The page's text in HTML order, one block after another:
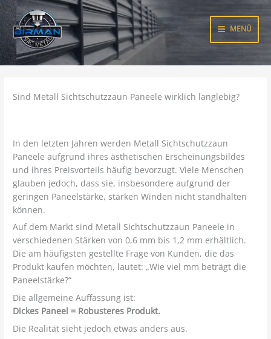
Zum
Inhalt
springen
MENÜ
Sind Metall Sichtschutzzaun Paneele wirklich langlebig?
In den letzten Jahren werden Metall Sichtschutzzaun
Paneele aufgrund ihres ästhetischen Erscheinungsbildes
und ihres Preisvorteils häufig bevorzugt. Viele Menschen
glauben jedoch, dass sie, insbesondere aufgrund der
geringen Paneelstärke, starken Winden nicht standhalten
können.
Auf dem Markt sind Metall Sichtschutzzaun Paneele in
verschiedenen Stärken von 0,6 mm bis 1,2 mm erhältlich.
Die am häufigsten gestellte Frage von Kunden, die das
Produkt kaufen möchten, lautet: „Wie viel mm beträgt die
Paneelstärke?“
Die allgemeine Auffassung ist:
Dickes Paneel = Robusteres Produkt.
Die Realität sieht jedoch etwas anders aus.